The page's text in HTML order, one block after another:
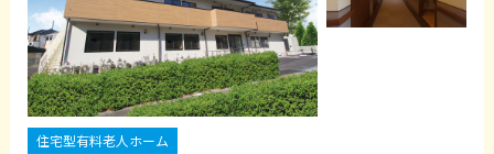
住宅型有料老人ホーム